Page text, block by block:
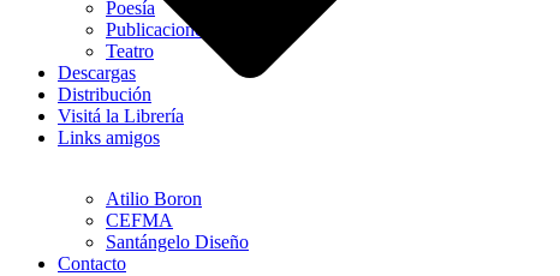
Poesía
Publicaciones Periódicas
Teatro
Descargas
Distribución
Visitá la Librería
Links amigos
Atilio Boron
CEFMA
Santángelo Diseño
Contacto